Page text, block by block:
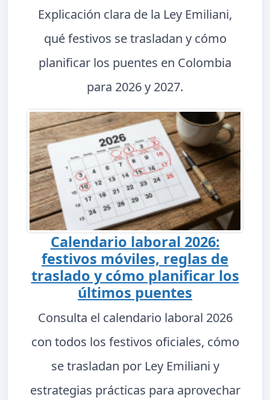
Explicación clara de la Ley Emiliani,
qué festivos se trasladan y cómo
planificar los puentes en Colombia
para 2026 y 2027.
Calendario laboral 2026:
festivos móviles, reglas de
traslado y cómo planificar los
últimos puentes
Consulta el calendario laboral 2026
con todos los festivos oficiales, cómo
se trasladan por Ley Emiliani y
estrategias prácticas para aprovechar